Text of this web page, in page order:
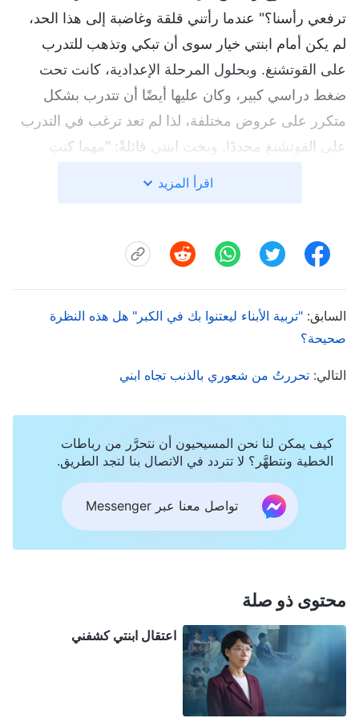
ترفعي رأسنا؟" عندما رأتني قلقة وغاضبة إلى هذا الحد،
لم يكن أمام ابنتي خيار سوى أن تبكي وتذهب للتدرب
على القوتشنغ. وبحلول المرحلة الإعدادية، كانت تحت
ضغط دراسي كبير، وكان عليها أيضًا أن تتدرب بشكل
متكرر على عروض مختلفة، لذا لم تعد ترغب في التدرب
على القوتشنغ مجددًا. وبخت ابنتي قائلةً: "مهما كنتِ
مشغولة، عليكِ أن تواصلي التدرب على القوتشنغ. إذا
وحامل الريشات على الأرض بغضب، وقلت: "حسنًا. لا
للتدرب. كانت ابنتي أحيانًا تشعر بالظلم فتبكي وتقول:
لها بغضب: "أليس كل ما أفعله من أجلكِ؟ لماذا لا تفهمين
تجبرينني على تعلمها!" كانت مشاجراتنا تنتهي دائمًا
بمرارة. وعندما كان يتعارض وقت العروض مع
الاجتماعات، كنت أجعل ابنتي تحضر العرض أولًا. وإذا
أرادت ابنتي حضور الاجتماع، كنت أسارع بالقول: "ثمة
على المسرح". ولهذا السبب، فات ابنتي العديد من
الاجتماعات.
لاحقًا، نجحت ابنتي في الالتحاق بمدرسة ثانوية للفنون.
وكلما تحدثت عن ابنتي، كان الزملاء والأصدقاء ينظرون
اقرأ المزيد
السابق: "تربية الأبناء ليعتنوا بك في الكبر" هل هذه النظرة
صحيحة؟
التالي: تحررتُ من شعوري بالذنب تجاه ابني
كيف يمكن لنا نحن المسيحيون أن نتحرَّر من رباطات
الخطية ونتطهَّر؟ لا تتردد في الاتصال بنا لتجد الطريق.
تواصل معنا عبر Messenger
محتوى ذو صلة
اعتقال ابنتي كشفني